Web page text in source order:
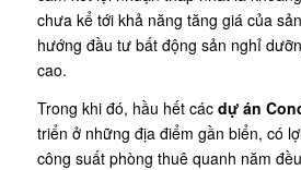
chưa kể tới khả năng tăng giá của
hướng đầu tư bất động sản nghỉ
cao.
Trong khi đó, hầu hết các dự án
triển ở những địa điểm gần biển, có
công suất phòng thuê quanh năm